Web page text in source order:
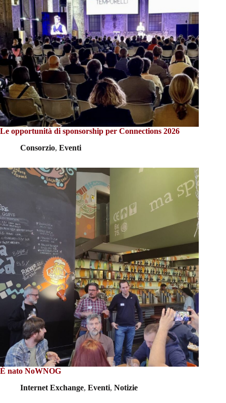
Le opportunità di sponsorship per Connections 2026
Consorzio, Eventi
È nato NoWNOG
Internet Exchange, Eventi, Notizie